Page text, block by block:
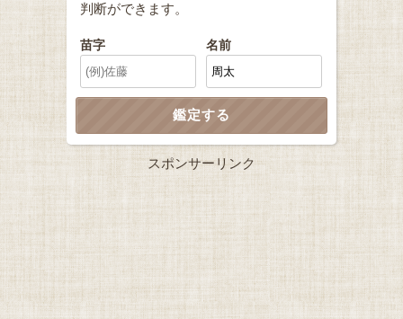
判断ができます。
苗字 名前
スポンサーリンク